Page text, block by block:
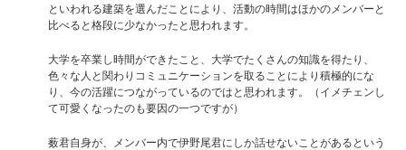
といわれる建築を選んだことにより、活動の時間はほかのメンバーと
比べると格段に少なかったと思われます。
大学を卒業し時間ができたこと、大学でたくさんの知識を得たり、
色々な人と関わりコミュニケーションを取ることにより積極的にな
り、今の活躍につながっているのではと思われます。（イメチェンし
て可愛くなったのも要因の一つですが）
薮君自身が、メンバー内で伊野尾君にしか話せないことがあるという